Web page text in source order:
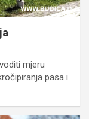
mjeru
pasa i